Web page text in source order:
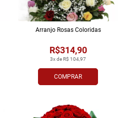
COMPRAR
3x de R$ 104,97
R$314,90
Arranjo Rosas Coloridas